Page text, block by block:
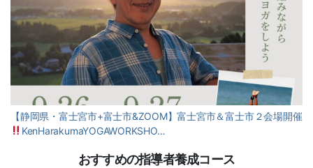
【静岡県・富士宮市+富士市&ZOOM】富士宮市＆富士市２会場開催
KenHarakumaYOGAWORKSHO…
おすすめの指導者養成コース